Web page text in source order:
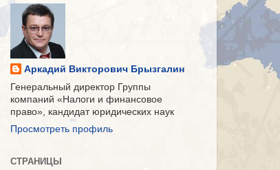
Аркадий Викторович Брызгалин
Генеральный директор Группы
компаний «Налоги и финансовое
право», кандидат юридических наук
Просмотреть профиль
СТРАНИЦЫ